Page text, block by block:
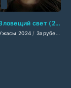
Зарубежные фильмы
/
Зловещий свет (2024)
2024 / Зарубежные фильмы 2024